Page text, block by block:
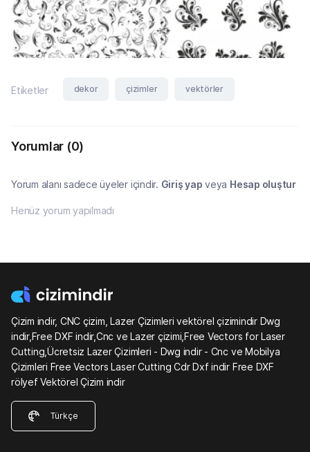
Etiketler dekor çizimler vektörler
Yorumlar (0)
Yorum alanı sadece üyeler içindir. Giriş yap veya Hesap oluştur
Henüz yorum yapılmadı
Çizim indir, CNC çizim, Lazer Çizimleri vektörel çizimindir Dwg
indir,Free DXF indir,Cnc ve Lazer çizimi,Free Vectors for Laser
Cutting,Ücretsiz Lazer Çizimleri - Dwg indir - Cnc ve Mobilya
Çizimleri Free Vectors Laser Cutting Cdr Dxf indir Free DXF
rölyef Vektörel Çizim indir
Türkçe